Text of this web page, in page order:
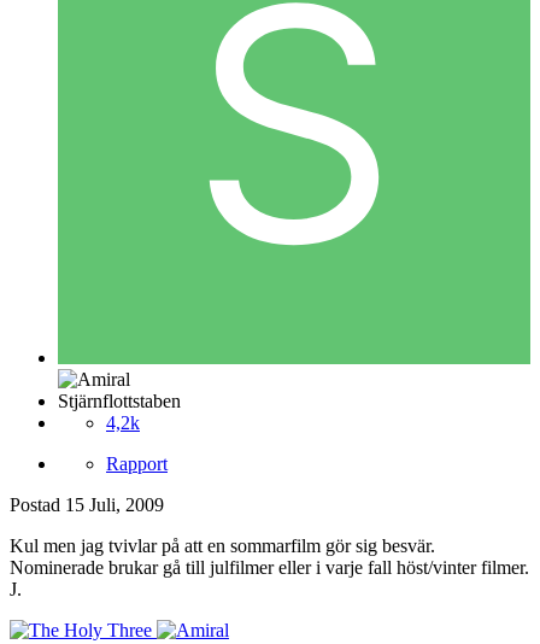
Stjärnflottstaben
4,2k
Rapport
Postad 15 Juli, 2009
Kul men jag tvivlar på att en sommarfilm gör sig besvär.
Nominerade brukar gå till julfilmer eller i varje fall höst/vinter filmer.
J.